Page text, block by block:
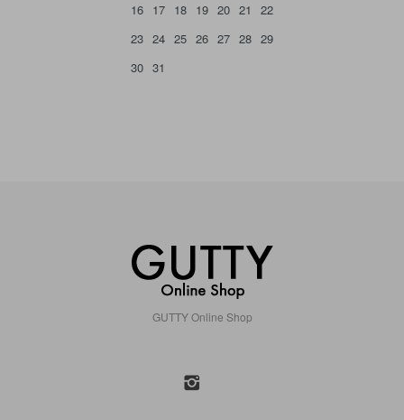
16 17 18 19 20 21
22
23 24 25 26 27 28 29
30 31
GUTTY Online Shop